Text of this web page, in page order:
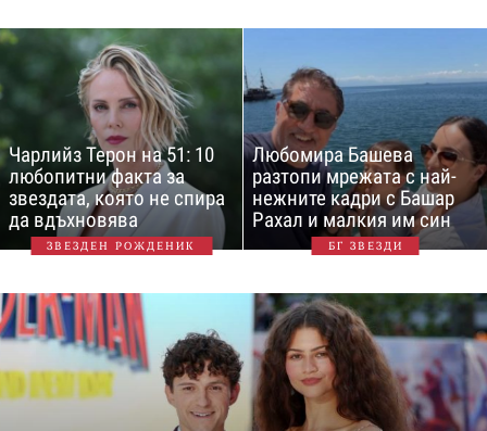
Чарлийз Терон на 51: 10
любопитни факта за
звездата, която не спира
да вдъхновява
ЗВЕЗДЕН РОЖДЕНИК
Любомира Башева
разтопи мрежата с най-
нежните кадри с Башар
Рахал и малкия им син
БГ ЗВЕЗДИ